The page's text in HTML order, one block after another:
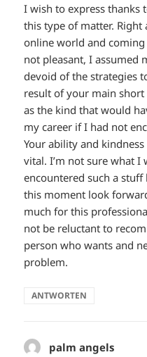
I wish to express thanks
this type of matter.
online world and
not pleasant, I assumed
devoid of the strategies
result of your main short
as the kind that would
my career if I had not
Your ability and
vital. I’m not sure what
encountered such a stuff
this moment look
much for this
not be reluctant to
person who wants and
problem.
ANTWORTEN
palm angels